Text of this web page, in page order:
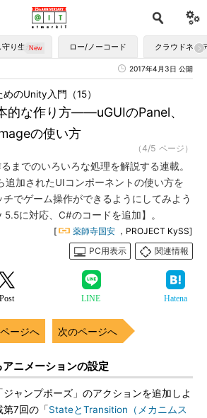
り生かす ロー/ノーコード クラウドネイ
2017年4月3日 公開
的な作り方――uGUIのPanel、
の使い方
のUnity入門（15）
（4/5 ページ）
までのいろいろな処理を解説する連載。
加されたUIコンポーネントの使い方を
でゲーム操作ができるようにしてみよう
5.5に対応、C#のコードを追加】。
[ 薬師寺国安 ，PROJECT KySS]
PC用表示
関連情報
Post LINE Hatena
ージへ 次のページへ
ニメーションの設定
ャンプポーズ」のアクションを追加しよ
第7回の「StateとTransition（メカニムス